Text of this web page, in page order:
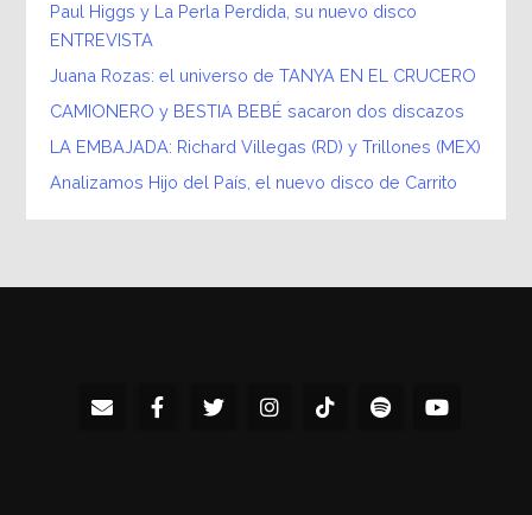
Paul Higgs y La Perla Perdida, su nuevo disco
ENTREVISTA
Juana Rozas: el universo de TANYA EN EL CRUCERO
CAMIONERO y BESTIA BEBÉ sacaron dos discazos
LA EMBAJADA: Richard Villegas (RD) y Trillones (MEX)
Analizamos Hijo del País, el nuevo disco de Carrito